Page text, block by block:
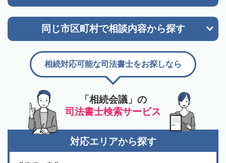
同じ市区町村で相談内容から探す
「相続会議」の
司法書士検索サービス
相続対応可能な司法書士をお探しなら
対応エリアから探す